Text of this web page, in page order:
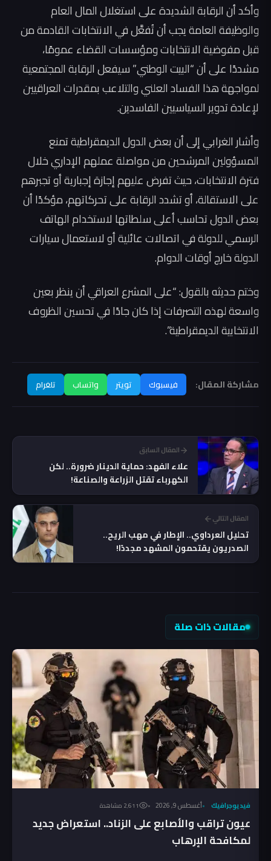
وأكد أن الرقابة الشديدة على استغلال المال العام
والوظيفة العامة يجب أن تُفعَّل في الانتخابات القادمة من
قبل مفوضية الانتخابات ومؤسسات القضاء عمومًا،
مشددًا على أن “البيت الوطني” سيفعل الرقابة المجتمعية
لمواجهة هذا الفساد العلني والتلاعب بمقدرات العراقيين
لإعادة تدوير السياسيين الفاسدين.
وأشار الغرابي إلى أن بعض الدول الديمقراطية تمنع
المسؤولين المرشحين من مواصلة عملهم الإداري خلال
فترة الانتخابات، حيث تفرض عليهم إجازة إجبارية أو تجبرهم
على الاستقالة، أو تشدد الرقابة على تحركاتهم، مؤكدًا أن
بعض الدول تحاسب أعلى سلطاتها لاستخدام الهاتف
الرسمي للدولة في اتصالات عائلية أو لاستعمال سيارات
الدولة خارج أوقات الدوام.
وختم حديثه بالقول: “على المشرع العراقي أن ينظر بعين
واسعة لهذه التصرفات إذا كان جادًا في تحسين الظروف
الانتخابية الديمقراطية”.
مشاركة المقال: فيسبوك تويتر واتساب تلغرام
المقال السابق
علاء الفهد: حماية الدينار ضرورة.. لكن
الكهرباء تقتل الزراعة والصناعة!
المقال التالي
تحليل العرداوي.. الإطار في مهب الريح..
الصدريون يقتحمون المشهد مجددًا!
مقالات ذات صلة
فيديوجرافيك أغسطس 9, 2026 2٬611 مشاهدة
عيون تراقب والأصابع على الزناد.. استعراض جديد
لمكافحة الإرهاب